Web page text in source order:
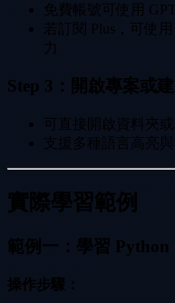
免費帳號可使用
若訂閱 Plus，可使
力
Step 3：開啟專案或
可直接開啟資料夾
支援多種語言高亮
實際學習範例
範例一：學習 Python
操作步驟：